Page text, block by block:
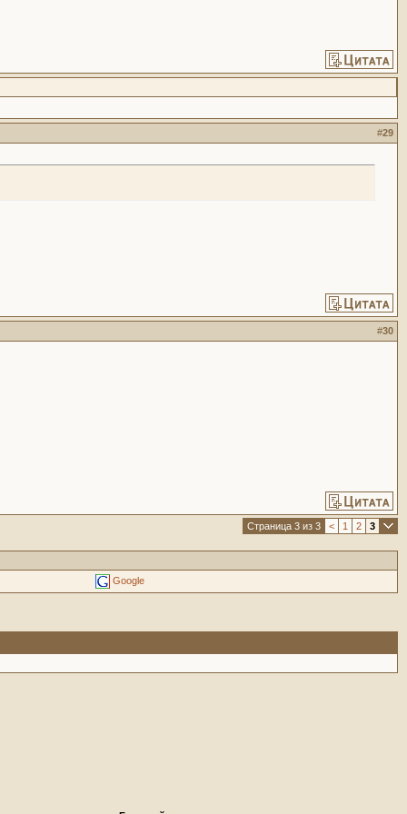
#29
#30
Страница 3 из 3 < 1 2 3
Google